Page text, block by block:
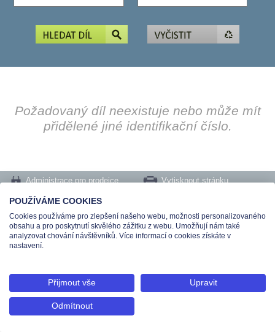
Požadovaný díl neexistuje nebo může mít
přidělené jiné identifikační číslo.
Administrace pro prodejce
Vytisknout stránku
Nastavení cookies
Tel.: +420 491 519 500 | E-mail: helpdesk@teas.cz | Provozovna: tř. T.Bati 299,
763 02 Zlín
© 2026 Teas spol. s r. o., Platnéřská 88/9, 110 00 Praha 1 - Staré Město, IČO:
48906565, DIČ: CZ699008048, Zapsána v OR vedeném u Městského soudu v
POUŽÍVÁME COOKIES
Cookies používáme pro zlepšení našeho webu, možnosti personalizovaného
obsahu a pro poskytnutí skvělého zážitku z webu. Umožňují nám také
analyzovat chování návštěvníků. Více informací o cookies získáte v
nastavení.
Přijmout vše Upravit
Odmítnout